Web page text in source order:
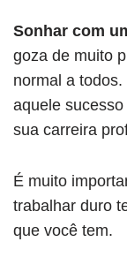
Sonhar com
goza de muito
normal a
aquele
sua carreira
É muito
trabalhar duro
que você tem.